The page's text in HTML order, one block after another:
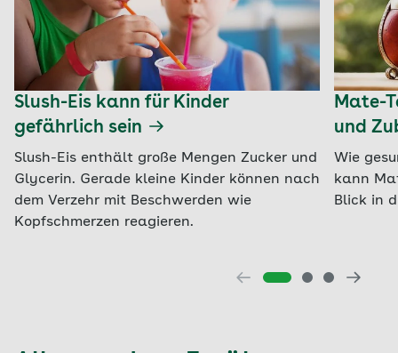
Slush-Eis kann für Kinder
gefährlich sein
Slush-Eis enthält große Mengen Zucker und
Glycerin. Gerade kleine Kinder können nach
dem Verzehr mit Beschwerden wie
Kopfschmerzen reagieren.
Mate-
und
Wie
kann
Blick in